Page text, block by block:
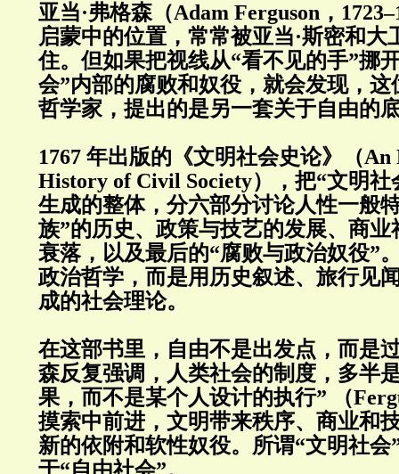
亚当·弗格森（Adam Ferguson，
启蒙中的位置，常常被亚当·斯密和大
住。但如果把视线从“看不见的手”挪
会”内部的腐败和奴役，就会发现，
哲学家，提出的是另一套关于自由的
1767 年出版的《文明社会史论》（An
History of Civil Society），把“文明社
生成的整体，分六部分讨论人性一般
族”的历史、政策与技艺的发展、商
衰落，以及最后的“腐败与政治奴役”
政治哲学，而是用历史叙述、旅行见
成的社会理论。
在这部书里，自由不是出发点，而是
森反复强调，人类社会的制度，多半
果，而不是某个人设计的执行” （
摸索中前进，文明带来秩序、商业和
新的依附和软性奴役。所谓“文明社会